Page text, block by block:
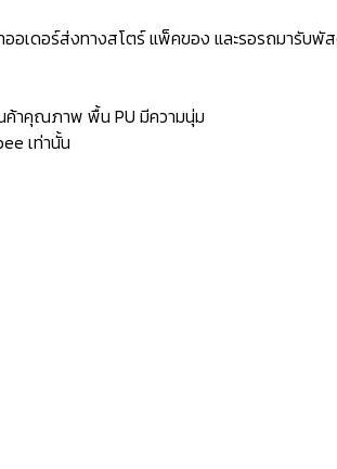
อเดอร์ส่งทางสโตร์ แพ็คของ และรอรถมารับพั
ค้าคุณภาพ พื้น PU มีความนุ่ม
เท่านั้น